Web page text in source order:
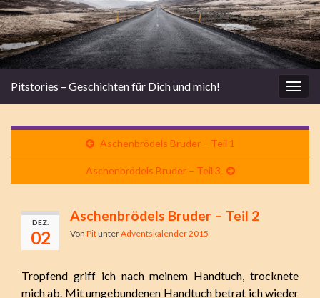
Pitstories – Geschichten für Dich und mich!
Aschenbrödels Bruder – Teil 1
Aschenbrödels Bruder – Teil 3
DEZ.
02
Aschenbrödels Bruder – Teil 2
Von PitunterAdventskalender 2015
Tropfend griff ich nach meinem Handtuch, trocknete
mich ab. Mit umgebundenen Handtuch betrat ich wieder